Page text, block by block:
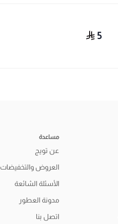
5
مساعدة
عن تويج
العروض والتخفيضات
الأسئلة الشائعة
مدونة العطور
اتصل بنا